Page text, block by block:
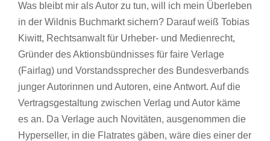
Was bleibt mir als Autor zu tun, will ich mein Überleben
in der Wildnis Buchmarkt sichern? Darauf weiß Tobias
Kiwitt, Rechtsanwalt für Urheber- und Medienrecht,
Gründer des Aktionsbündnisses für faire Verlage
(Fairlag) und Vorstandssprecher des Bundesverbands
junger Autorinnen und Autoren, eine Antwort. Auf die
Vertragsgestaltung zwischen Verlag und Autor käme
es an. Da Verlage auch Novitäten, ausgenommen die
Hyperseller, in die Flatrates gäben, wäre dies einer der